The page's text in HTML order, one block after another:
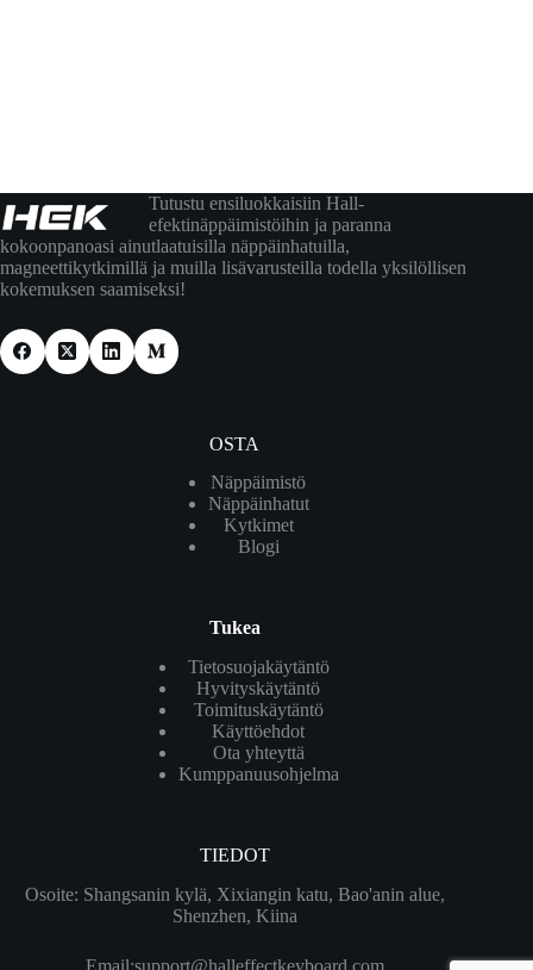
Tutustu ensiluokkaisiin Hall-
efektinäppäimistöihin ja paranna
kokoonpanoasi ainutlaatuisilla näppäinhatuilla,
magneettikytkimillä ja muilla lisävarusteilla todella yksilöllisen
kokemuksen saamiseksi!
OSTA
Näppäimistö
Näppäinhatut
Kytkimet
Blogi
Tukea
Tietosuojakäytäntö
Hyvityskäytäntö
Toimituskäytäntö
Käyttöehdot
Ota yhteyttä
Kumppanuusohjelma
TIEDOT
Osoite: Shangsanin kylä, Xixiangin katu, Bao'anin alue,
Shenzhen, Kiina
Email:support@halleffectkeyboard.com